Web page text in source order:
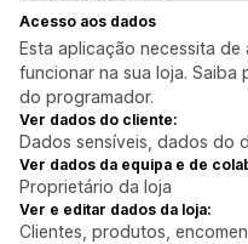
Acesso aos dados
Esta aplicação necessita
funcionar na sua loja. Saiba
do programador.
Ver dados do cliente:
Dados sensíveis, dados do
Ver dados da equipa e de
Proprietário da loja
Ver e editar dados da loja:
Clientes, produtos,